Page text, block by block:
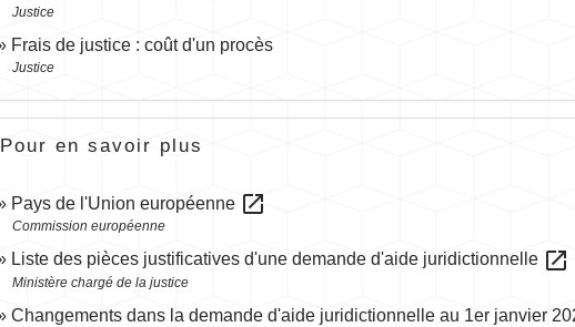
Justice
Frais de justice : coût d'un procès
Justice
Pour en savoir plus
Pays de l'Union européenne open_in_new
Commission européenne
Liste des pièces justificatives d'une demande d'aide juridictionnelle open_in_new
Ministère chargé de la justice
Changements dans la demande d'aide juridictionnelle au 1er janvier